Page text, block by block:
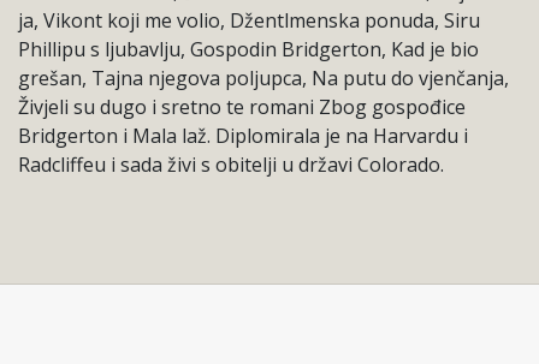
ja, Vikont koji me volio, Džentlmenska ponuda, Siru
Phillipu s ljubavlju, Gospodin Bridgerton, Kad je bio
grešan, Tajna njegova poljupca, Na putu do vjenčanja,
Živjeli su dugo i sretno te romani Zbog gospođice
Bridgerton i Mala laž. Diplomirala je na Harvardu i
Radcliffeu i sada živi s obitelji u državi Colorado.